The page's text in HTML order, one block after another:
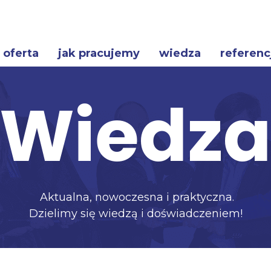
oferta jak pracujemy wiedza
Wiedza
Aktualna, nowoczesna i praktyczna.
Dzielimy się wiedzą i doświadczeniem!